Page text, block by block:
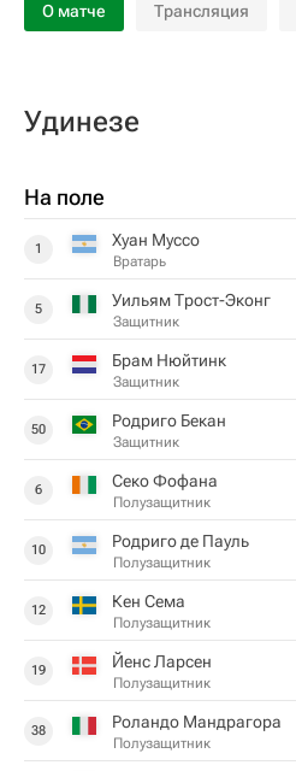
О матче Трансляция
Удинезе
На поле
1 Хуан Муссо
Вратарь
5 Уильям Трост-Эконг
Защитник
17 Брам Нюйтинк
Защитник
50 Родриго Бекан
Защитник
6 Секо Фофана
Полузащитник
10 Родриго де Пауль
Полузащитник
12 Кен Сема
Полузащитник
19 Йенс Ларсен
Полузащитник
38 Роландо Мандрагора
Полузащитник